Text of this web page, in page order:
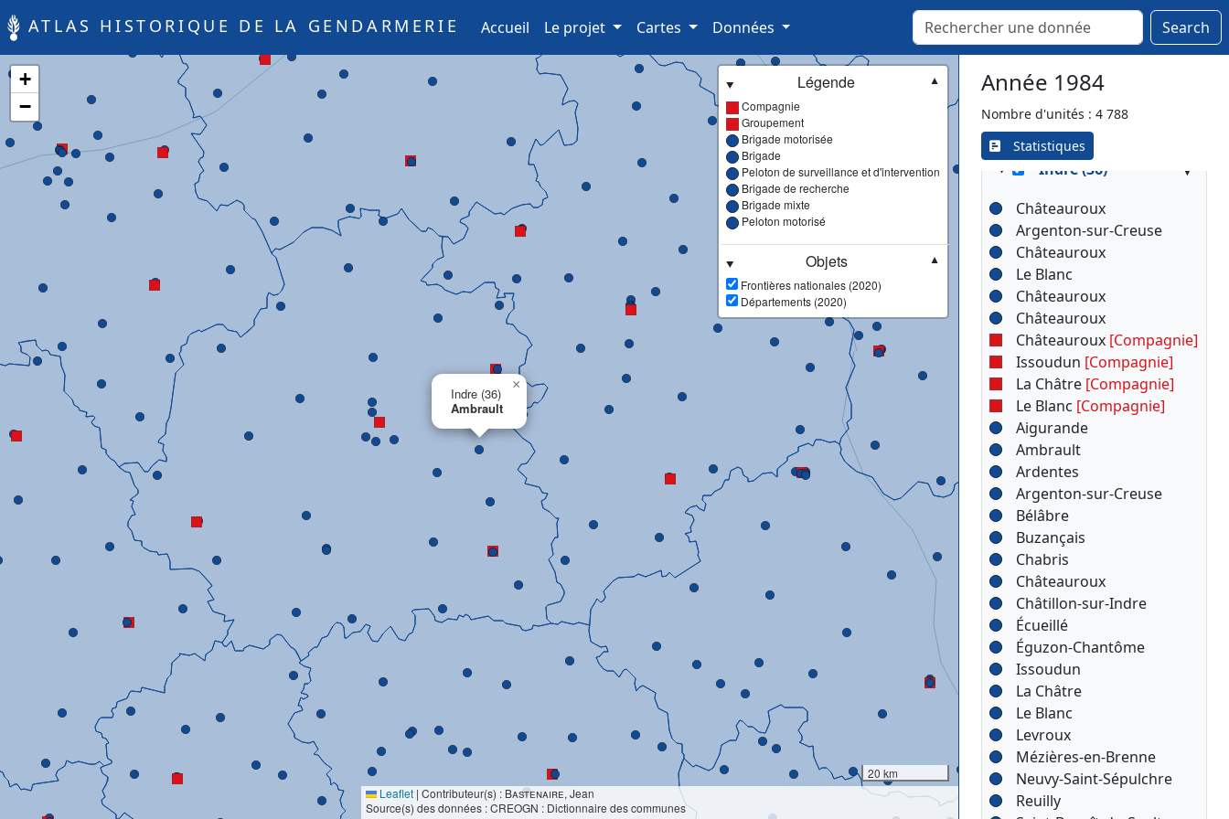
ATLAS HISTORIQUE DE LA GENDARMERIE Accueil (current)
Le projet Cartes Données Search
Indre (36)
Ambrault
×
+
−
Légende
▼
Compagnie
Groupement
Brigade motorisée
Brigade
Peloton de surveillance et d'intervention
Brigade de recherche
Brigade mixte
Peloton motorisé
Objets
▼
Frontières nationales (2020)
Départements (2020)
20 km
Leaflet | Contributeur(s) : Bastenaire, Jean
Source(s) des données : CREOGN : Dictionnaire des communes
Année 1984
Nombre d'unités : 4 788
Statistiques
Saint-Malo
Saint-Méen-le-Grand
Sens-de-Bretagne
Vitré
Indre (36) ▾
Châteauroux
Argenton-sur-Creuse
Châteauroux
Le Blanc
Châteauroux
Châteauroux
Châteauroux [Compagnie]
Issoudun [Compagnie]
La Châtre [Compagnie]
Le Blanc [Compagnie]
Aigurande
Ambrault
Ardentes
Argenton-sur-Creuse
Bélâbre
Buzançais
Chabris
Châteauroux
Châtillon-sur-Indre
Écueillé
Éguzon-Chantôme
Issoudun
La Châtre
Le Blanc
Levroux
Mézières-en-Brenne
Neuvy-Saint-Sépulchre
Reuilly